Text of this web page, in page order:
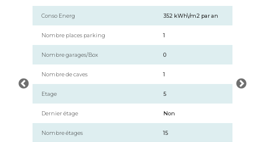
Conso Energ 352 kWh\/m2 par an
Nombre places parking 1
Nombre garages/Box 0
Nombre de caves 1
Etage 5
Dernier étage Non
Nombre étages 15
Mécanisme Chauffage Radiateur
Année construction 1970
Salle(s) de bains 1
WC 1
Accès Bus 5 min
Distance Commerces 0.10 km
Nb Lots Copropriété 345